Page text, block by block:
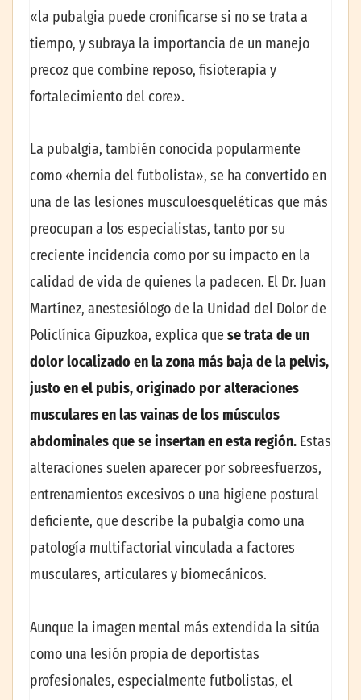
«la pubalgia puede cronificarse si no se trata a
tiempo, y subraya la importancia de un manejo
precoz que combine reposo, fisioterapia y
fortalecimiento del core».
La pubalgia, también conocida popularmente
como «hernia del futbolista», se ha convertido en
una de las lesiones musculoesqueléticas que más
preocupan a los especialistas, tanto por su
creciente incidencia como por su impacto en la
calidad de vida de quienes la padecen. El Dr. Juan
Martínez, anestesiólogo de la Unidad del Dolor de
Policlínica Gipuzkoa, explica que se trata de un
dolor localizado en la zona más baja de la pelvis,
justo en el pubis, originado por alteraciones
musculares en las vainas de los músculos
abdominales que se insertan en esta región. Estas
alteraciones suelen aparecer por sobreesfuerzos,
entrenamientos excesivos o una higiene postural
deficiente, que describe la pubalgia como una
patología multifactorial vinculada a factores
musculares, articulares y biomecánicos.
Aunque la imagen mental más extendida la sitúa
como una lesión propia de deportistas
profesionales, especialmente futbolistas, el